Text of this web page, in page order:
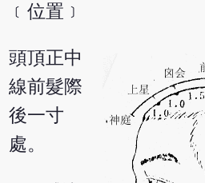
﹝位置﹞
頭頂正中
線前髮際
後一寸
處。